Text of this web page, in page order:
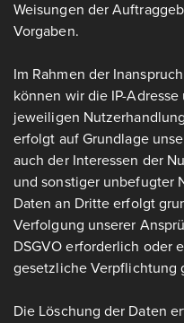
Weisungen der
Vorgaben.
Im Rahmen der
können wir die IP-
jeweiligen
erfolgt auf Grundlage
auch der Interessen der
und sonstiger unbefugter
Daten an Dritte erfolgt
Verfolgung unserer
DSGVO erforderlich oder
gesetzliche Verpflichtung
Die Löschung der Daten